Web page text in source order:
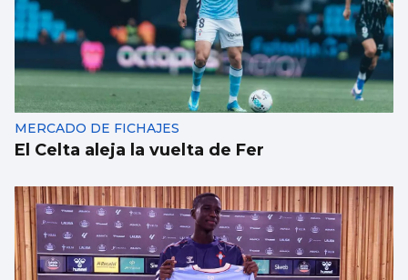
MERCADO DE FICHAJES
El Celta aleja la vuelta de Fer